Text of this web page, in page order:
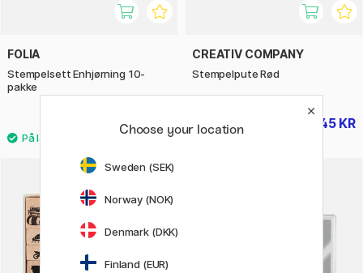
FOLIA
Stempelsett Enhjørning 10-
pakke
CREATIV COMPANY
Stempelpute Rød
45 KR
Choose your location
Sweden (SEK)
Norway (NOK)
Denmark (DKK)
Finland (EUR)